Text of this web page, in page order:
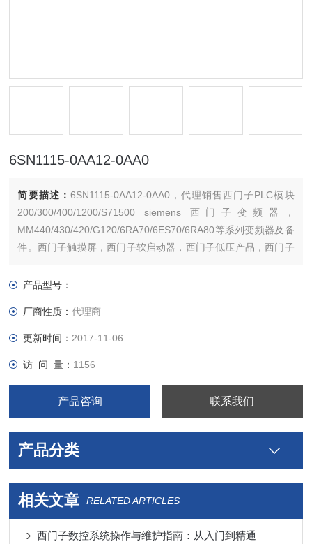
6SN1115-0AA12-0AA0
简要描述： 6SN1115-0AA12-0AA0，代理销售西门子PLC模块
200/300/400/1200/S71500 siemens 西门子变频器，
MM440/430/420/G120/6RA70/6ES70/6RA80等系列变频器及备
件。西门子触摸屏，西门子软启动器，西门子低压产品，西门子
产品型号：
厂商性质：代理商
更新时间： 2017-11-06
访 问 量： 1156
产品咨询 联系我们
产品分类
相关文章 RELATED ARTICLES
西门子数控系统操作与维护指南：从入门到精通